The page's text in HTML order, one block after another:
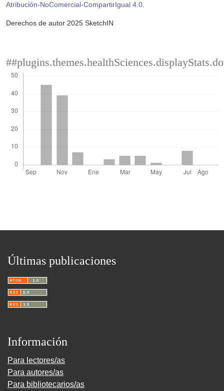
Atribución-NoComercial-CompartirIgual 4.0.
Derechos de autor 2025 SketchIN
Últimas publicaciones
Información
Para lectores/as
Para autores/as
Para bibliotecarios/as